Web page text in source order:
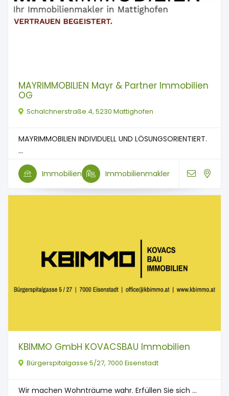
MAYRIMMOBILIEN Mayr & Partner Immobilien
OG
Schalchnerstraße 4, 5230 Mattighofen
MAYRIMMOBILIEN INDIVIDUELL UND LÖSUNGSORIENTIERT.
...
Immobilien Immobilienmakler
KBIMMO GmbH KOVACSBAU Immobilien
Bürgerspitalgasse 5/27, 7000 Eisenstadt
Wir machen Wohnträume wahr. Erfüllen Sie sich ...